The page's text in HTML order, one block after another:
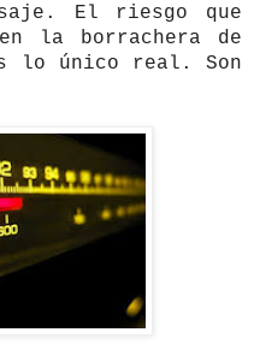
El riesgo que
la borrachera de
lo único real. Son